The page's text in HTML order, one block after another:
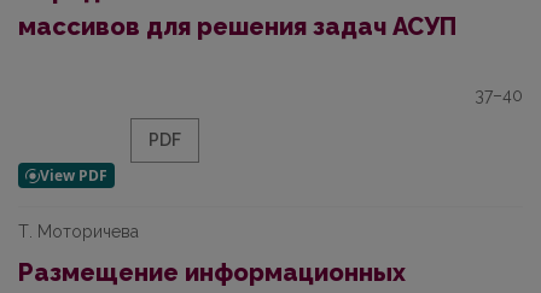
массивов для решения задач АСУП
37–40
PDF
Т. Моторичева
Размещение информационных